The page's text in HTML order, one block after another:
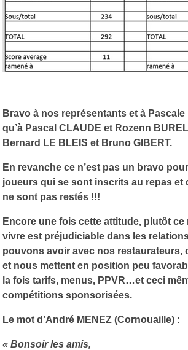
Bravo à nos représentants et à Pascale
qu’à Pascal CLAUDE et Rozenn
Bernard LE BLEIS et Bruno GIBERT.
En revanche ce n’est pas un bravo
joueurs qui se sont inscrits au repas et
ne sont pas restés !!!
Encore une fois cette attitude, plutôt
vivre est préjudiciable dans les
pouvons avoir avec nos restaurateurs,
et nous mettent en position peu
la fois tarifs, menus, PPVR…et ceci
compétitions sponsorisées.
Le mot d’André MENEZ (Cornouaille) :
« Bonsoir les amis,